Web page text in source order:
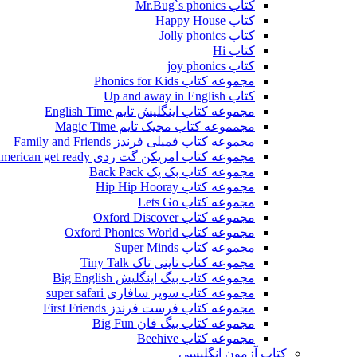
کتاب Mr.Bug`s phonics
کتاب Happy House
کتاب Jolly phonics
کتاب Hi
کتاب joy phonics
مجموعه کتاب Phonics for Kids
کتاب Up and away in English
مجموعه کتاب اینگلیش تایم English Time
مجمموعه کتاب مجیک تایم Magic Time
مجموعه کتاب فمیلی فرندز Family and Friends
مجموعه کتاب امریکن گت ردی American get ready
مجموعه کتاب بک پک Back Pack
مجموعه کتاب Hip Hip Hooray
مجموعه کتاب Lets Go
مجموعه کتاب Oxford Discover
مجموعه کتاب Oxford Phonics World
مجموعه کتاب Super Minds
مجموعه کتاب تاینی تاک Tiny Talk
مجموعه کتاب بیگ اینگلیش Big English
مجموعه کتاب سوپر سافاری super safari
مجموعه کتاب فرست فرندز First Friends
مجموعه کتاب بیگ فان Big Fun
مجموعه کتاب Beehive
کتاب آزمون انگلیسی